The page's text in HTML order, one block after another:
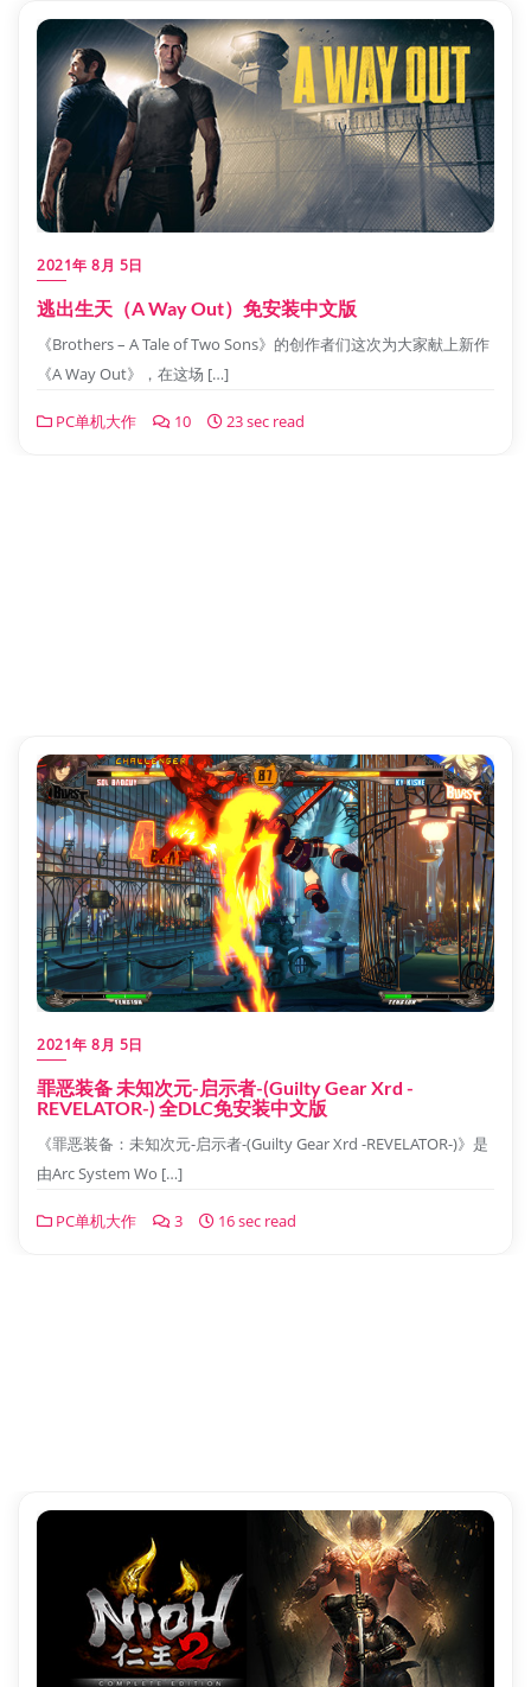
2021年 8月 5日
逃出生天（A Way Out）免安装中文版
《Brothers – A Tale of Two Sons》的创作者们这次为大家献上新作
《A Way Out》，在这场 […]
PC单机大作 10 23 sec read
2021年 8月 5日
罪恶装备 未知次元-启示者-(Guilty Gear Xrd -
REVELATOR-) 全DLC免安装中文版
《罪恶装备：未知次元-启示者-(Guilty Gear Xrd -REVELATOR-)》是
由Arc System Wo […]
PC单机大作 3 16 sec read